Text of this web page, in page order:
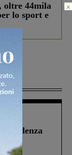
oltre 44mila
lo sport e
scadenza
“Un
×